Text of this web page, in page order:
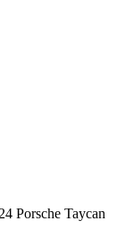
Porsche Taycan